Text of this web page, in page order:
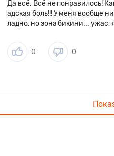
Да всё. Всё не понравилось!
адская боль!!! У меня вообще
ладно, но зона бикини... ужас,
0 0